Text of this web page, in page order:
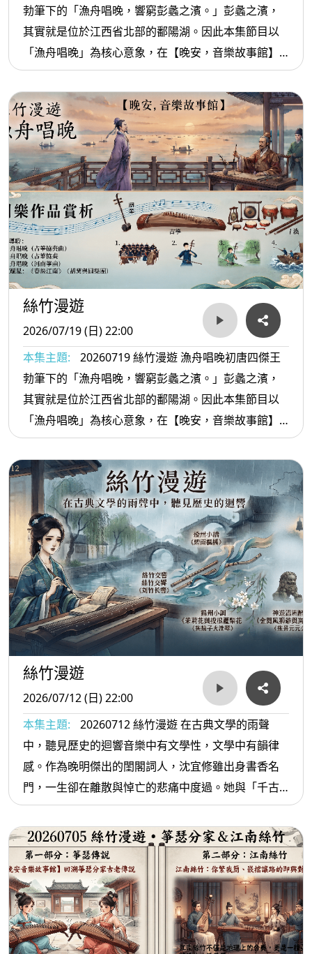
勃筆下的「漁舟唱晚，響窮彭蠡之濱。」彭蠡之濱，
其實就是位於江西省北部的鄱陽湖。因此本集節目以
「漁舟唱晚」為核心意象，在【晚安，音樂故事館】
述說這段故事，並且追尋王勃在《滕王閣序》中所勾
勒出的千古絕景，之後再從江南水鄉出發到國樂作品
的賞析。
絲竹漫遊
2026/07/19 (日) 22:00
本集主題:
20260719 絲竹漫遊 漁舟唱晚初唐四傑王
勃筆下的「漁舟唱晚，響窮彭蠡之濱。」彭蠡之濱，
其實就是位於江西省北部的鄱陽湖。因此本集節目以
「漁舟唱晚」為核心意象，在【晚安，音樂故事館】
述說這段故事，並且追尋王勃在《滕王閣序》中所勾
勒出的千古絕景，之後再從江南水鄉出發到國樂作品
的賞析。
絲竹漫遊
2026/07/12 (日) 22:00
本集主題:
20260712 絲竹漫遊 在古典文學的雨聲
中，聽見歷史的迴響音樂中有文學性，文學中有韻律
感。作為晚明傑出的閨閣詞人，沈宜修雖出身書香名
門，一生卻在離散與悼亡的悲痛中度過。她與「千古
第一才女」李清照相似，在婚姻與人生際遇上皆有著
深切的共鳴，其筆下的詞作如水鄉清夢般細膩。四百
年後的今天，我們試圖跨越時空，將這位文學靈魂的
憂思與情感，投射進四部極具現代感的民族管弦樂作
中，讓文字幻化為流動的東方意蘊。